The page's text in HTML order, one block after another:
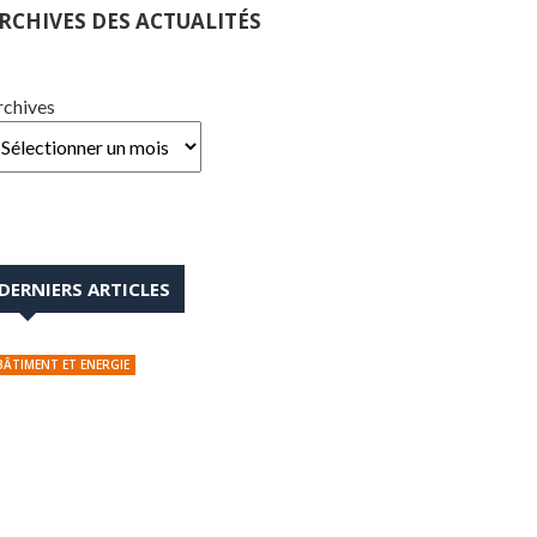
DES ACTUALITÉS
ARTICLES
ET ENERGIE